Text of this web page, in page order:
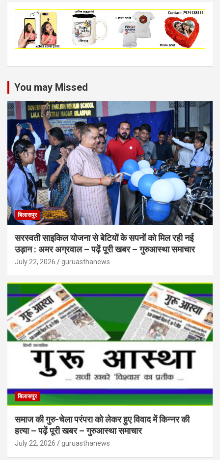
You may Missed
बिलासपुर
सरस्वती साइकिल योजना से बेटियों के सपनों को मिल रही नई
उड़ान : अमर अग्रवाल – पढ़ें पूरी खबर – गुरुआस्था समाचार
July 22, 2026 guruasthanews
बिलासपुर
समाज की गुरु-चेला परंपरा को लेकर हुए विवाद में किन्नर की
हत्या – पढ़ें पूरी खबर – गुरुआस्था समाचार
July 22, 2026 guruasthanews